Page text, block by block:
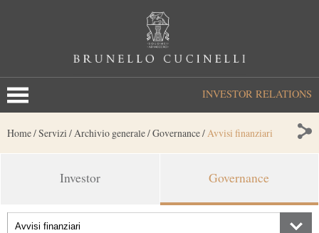
INVESTOR RELATIONS
Home/Servizi /Archivio generale/Governance/Avvisi finanziari
Investor Governance